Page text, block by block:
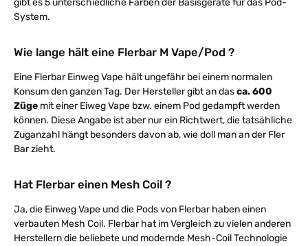
gibt es 5 unterschiedliche Farben der Basisgeräte für das Pod-
System.
Wie lange hält eine Flerbar M Vape/Pod ?
Eine Flerbar Einweg Vape hält ungefähr bei einem normalen
Konsum den ganzen Tag. Der Hersteller gibt an dasca. 600
Züge mit einer Eiweg Vape bzw. einem Pod gedampft werden
können. Diese Angabe ist aber nur ein Richtwert, die tatsähliche
Zuganzahl hängt besonders davon ab, wie doll man an der Fler
Bar zieht.
Hat Flerbar einen Mesh Coil ?
Ja, die Einweg Vape und die Pods von Flerbar haben einen
verbauten Mesh Coil. Flerbar hat im Vergleich zu vielen anderen
Herstellern die beliebete und modernde Mesh-Coil Technologie